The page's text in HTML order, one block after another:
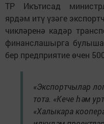
ТР Икътисад
ярдәм итү үзәге
чикләренә кадәр
финанслашырга
бер предприятие өчен
«Экспортчылар
тота. «Кече һәм
«Халыкара